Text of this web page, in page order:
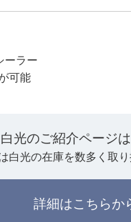
ーラー
可能
白光のご紹介ページ
白光の在庫を数多く取
詳細はこちらか